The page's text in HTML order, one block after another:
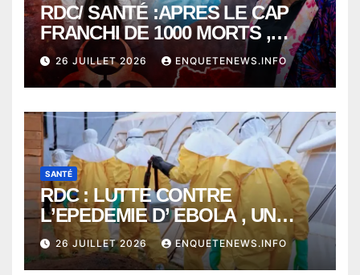
RDC/ SANTÉ :APRES LE CAP
FRANCHI DE 1000 MORTS ,
EBOLA BAT SON RECORD AVEC
PLUS DE 400 DÉCÈS EN
SEULEMENT UNE SEMAINE
26 JUILLET 2026 ENQUETENEWS.INFO
SANTÉ
RDC : LUTTE CONTRE
L’EPEDEMIE D’ EBOLA , UN
MÉDECIN DE PLUS SUCCOMBE
À BUNIA
26 JUILLET 2026 ENQUETENEWS.INFO